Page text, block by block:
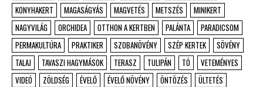
KONYHAKERT
MAGASÁGYÁS MAGVETÉS METSZÉS
MINIKERT
NAGYVILÁG
ORCHIDEA OTTHON A KERTBEN PALÁNTA
PARADICSOM
PERMAKULTÚRA
PRAKTIKER SZOBANÖVÉNY SZÉP KERTEK
SÖVÉNY
TALAJ
TAVASZI HAGYMÁSOK TERASZ TULIPÁN TÓ
VETEMÉNYES
VIDEÓ
ZÖLDSÉG ÉVELŐ ÉVELŐ NÖVÉNY ÖNTÖZÉS
ÜLTETÉS